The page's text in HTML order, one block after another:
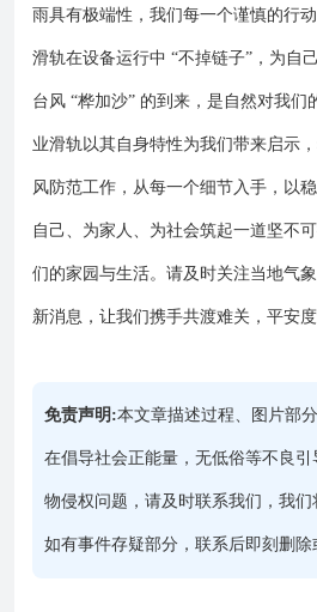
雨具有极端性，我们每一个谨慎的行
滑轨在设备运行中 “不掉链子”，为自
台风 “桦加沙” 的到来，是自然对我们
业滑轨以其自身特性为我们带来启示
风防范工作，从每一个细节入手，以
自己、为家人、为社会筑起一道坚不
们的家园与生活。请及时关注当地气
新消息，让我们携手共渡难关，平安度
免责声明:本文章描述过程、图片部
在倡导社会正能量，无低俗等不良
物侵权问题，请及时联系我们，我们
如有事件存疑部分，联系后即刻删除